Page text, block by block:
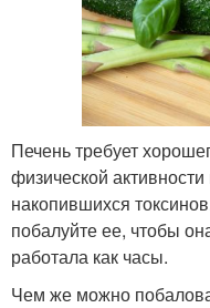
Печень требует
физической
накопившихся
побалуйте ее, чтобы
работала как часы.
Чем же можно